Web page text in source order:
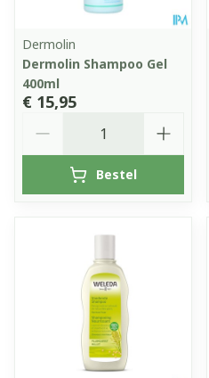
Dermolin
Dermolin Shampoo Gel
400ml
€ 15,95
Bestel